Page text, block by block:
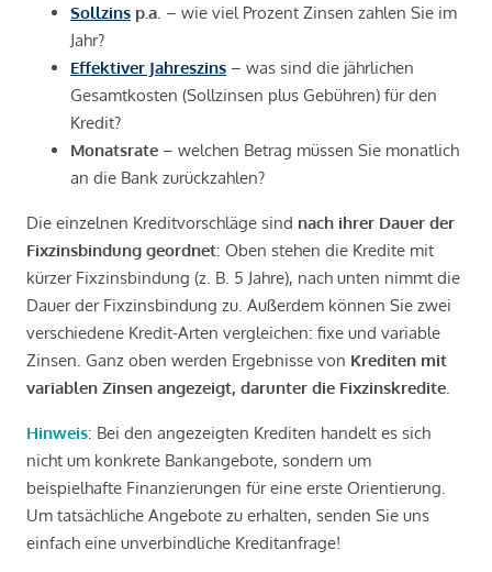
Sollzins p.a . – wie viel Prozent Zinsen zahlen Sie im
Jahr?
Effektiver Jahreszins – was sind die jährlichen
Gesamtkosten (Sollzinsen plus Gebühren) für den
Kredit?
Monatsrate – welchen Betrag müssen Sie monatlich
an die Bank zurückzahlen?
Die einzelnen Kreditvorschläge sind nach ihrer Dauer der
Fixzinsbindung geordnet: Oben stehen die Kredite mit
kürzer Fixzinsbindung (z. B. 5 Jahre), nach unten nimmt die
Dauer der Fixzinsbindung zu. Außerdem können Sie zwei
verschiedene Kredit-Arten vergleichen: fixe und variable
Zinsen. Ganz oben werden Ergebnisse von Krediten mit
variablen Zinsen angezeigt, darunter die Fixzinskredite
Hinweis: Bei den angezeigten Krediten handelt es sich
nicht um konkrete Bankangebote, sondern um
beispielhafte Finanzierungen für eine erste Orientierung.
Um tatsächliche Angebote zu erhalten, senden Sie uns
einfach eine unverbindliche Kreditanfrage!